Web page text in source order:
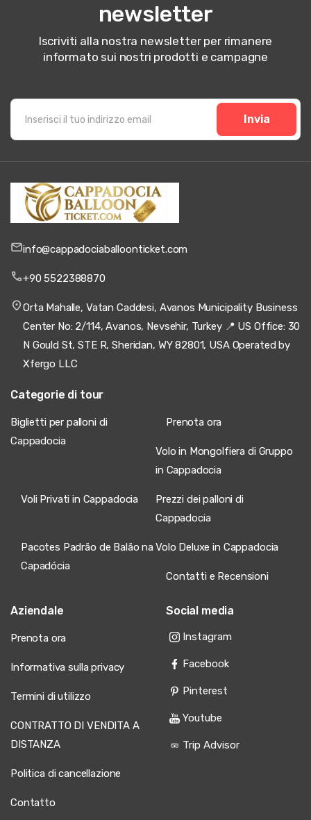
newsletter
Iscriviti alla nostra newsletter per rimanere
informato sui nostri prodotti e campagne
Invia
info@cappadociaballoonticket.com
+90 5522388870
Orta Mahalle, Vatan Caddesi, Avanos Municipality Business
Center No: 2/114, Avanos, Nevsehir, Turkey 📍 US Office: 30
N Gould St, STE R, Sheridan, WY 82801, USA Operated by
Xfergo LLC
Categorie di tour
Biglietti per palloni di
Cappadocia
Prenota ora
Volo in Mongolfiera di Gruppo
in Cappadocia
Voli Privati in Cappadocia
Prezzi dei palloni di
Cappadocia
Pacotes Padrão de Balão na
Capadócia
Volo Deluxe in Cappadocia
Contatti e Recensioni
Aziendale
Prenota ora
Informativa sulla privacy
Termini di utilizzo
CONTRATTO DI VENDITA A
DISTANZA
Politica di cancellazione
Contatto
Social media
Instagram
Facebook
Pinterest
Youtube
Trip Advisor